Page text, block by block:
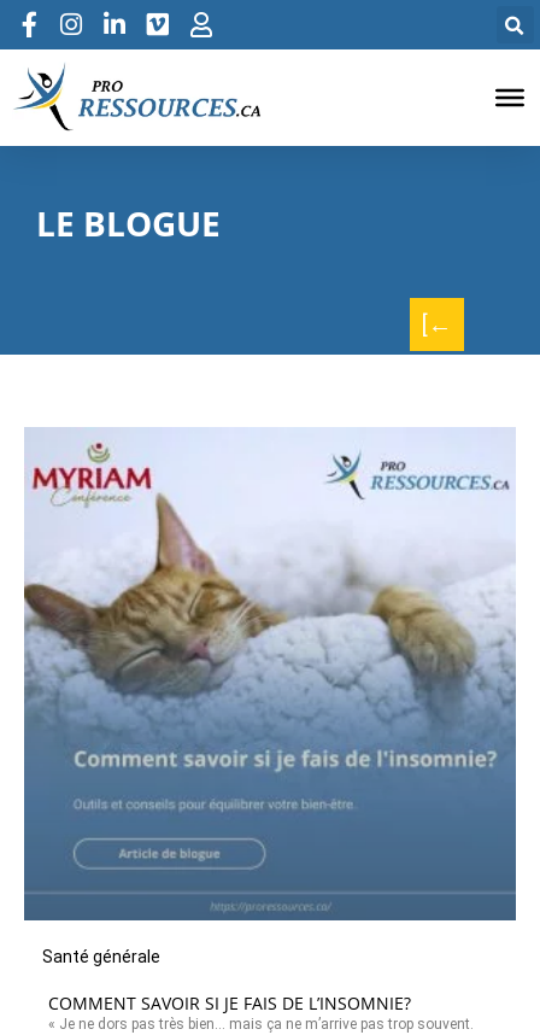
LE BLOGUE
[←
Santé générale
COMMENT SAVOIR SI JE FAIS DE L’INSOMNIE?
« Je ne dors pas très bien… mais ça ne m’arrive pas trop souvent.